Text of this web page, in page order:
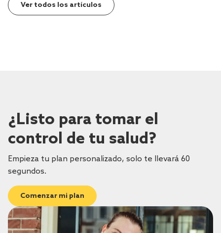
Ver todos los artículos
¿Listo para tomar el
control de tu salud?
Empieza tu plan personalizado, solo te llevará 60
segundos.
Comenzar mi plan